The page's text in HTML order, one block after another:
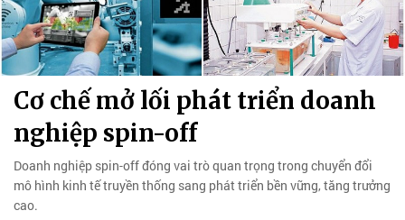
Cơ chế mở lối phát triển doanh
nghiệp spin-off
Doanh nghiệp spin-off đóng vai trò quan trọng trong chuyển đổi
mô hình kinh tế truyền thống sang phát triển bền vững, tăng trưởng
cao.